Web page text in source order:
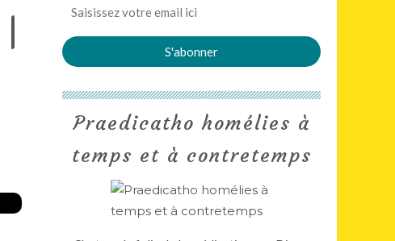
Praedicatho homélies à
temps et à contretemps